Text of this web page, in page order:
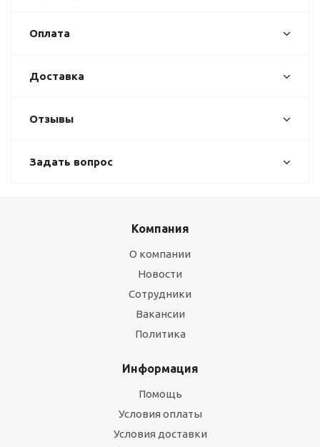
Оплата
Доставка
Отзывы
Задать вопрос
Компания
О компании
Новости
Сотрудники
Вакансии
Политика
Информация
Помощь
Условия оплаты
Условия доставки